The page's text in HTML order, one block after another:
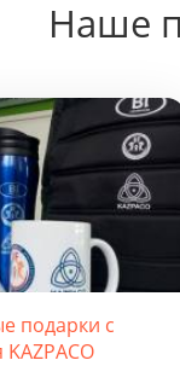
Наше
подарки с